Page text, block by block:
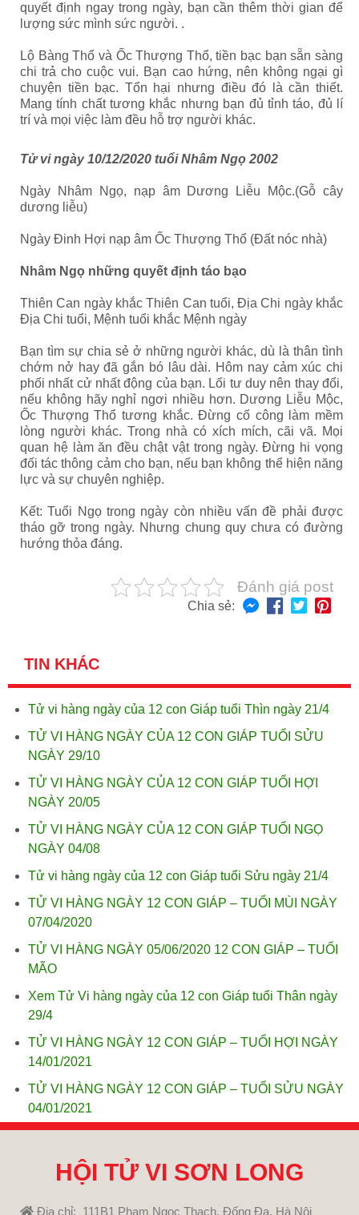
quyết định ngay trong ngày, bạn cần thêm thời gian để
lượng sức mình sức người. .
Lộ Bàng Thổ và Ốc Thượng Thổ, tiền bạc bạn sẵn sàng
chi trả cho cuộc vui. Bạn cao hứng, nên không ngại gì
chuyện tiền bạc. Tổn hại nhưng điều đó là cần thiết.
Mang tính chất tương khắc nhưng bạn đủ tỉnh táo, đủ lí
trí và mọi việc làm đều hỗ trợ người khác.
Tử vi ngày 10/12/2020 tuổi Nhâm Ngọ 2002
Ngày Nhâm Ngọ, nạp âm Dương Liễu Mộc.(Gỗ cây
dương liễu)
Ngày Đinh Hợi nạp âm Ốc Thượng Thổ (Đất nóc nhà)
Nhâm Ngọ những quyết định táo bạo
Thiên Can ngày khắc Thiên Can tuổi, Địa Chi ngày khắc
Địa Chi tuổi, Mệnh tuổi khắc Mệnh ngày
Bạn tìm sự chia sẻ ở những người khác, dù là thân tình
chớm nở hay đã gắn bó lâu dài. Hôm nay cảm xúc chi
phối nhất cử nhất động của bạn. Lối tư duy nên thay đổi,
nếu không hãy nghỉ ngơi nhiều hơn. Dương Liễu Mộc,
Ốc Thượng Thổ tương khắc. Đừng cố công làm mềm
lòng người khác. Trong nhà có xích mích, cãi vã. Mọi
quan hệ làm ăn đều chật vật trong ngày. Đừng hi vọng
đối tác thông cảm cho bạn, nếu bạn không thể hiện năng
lực và sự chuyên nghiệp.
Kết: Tuổi Ngọ trong ngày còn nhiều vấn đề phải được
tháo gỡ trong ngày. Nhưng chung quy chưa có đường
hướng thỏa đáng.
Đánh giá post
Chia sẻ:
TIN KHÁC
Tử vi hàng ngày của 12 con Giáp tuổi Thìn ngày 21/4
TỬ VI HÀNG NGÀY CỦA 12 CON GIÁP TUỔI SỬU
NGÀY 29/10
TỬ VI HÀNG NGÀY CỦA 12 CON GIÁP TUỔI HỢI
NGÀY 20/05
TỬ VI HÀNG NGÀY CỦA 12 CON GIÁP TUỔI NGỌ
NGÀY 04/08
Tử vi hàng ngày của 12 con Giáp tuổi Sửu ngày 21/4
TỬ VI HÀNG NGÀY 12 CON GIÁP – TUỔI MÙI NGÀY
07/04/2020
TỬ VI HÀNG NGÀY 05/06/2020 12 CON GIÁP – TUỔI
MÃO
Xem Tử Vi hàng ngày của 12 con Giáp tuổi Thân ngày
29/4
TỬ VI HÀNG NGÀY 12 CON GIÁP – TUỔI HỢI NGÀY
14/01/2021
TỬ VI HÀNG NGÀY 12 CON GIÁP – TUỔI SỬU NGÀY
04/01/2021
HỘI TỬ VI SƠN LONG
Địa chỉ: 111B1 Phạm Ngọc Thạch, Đống Đa, Hà Nội